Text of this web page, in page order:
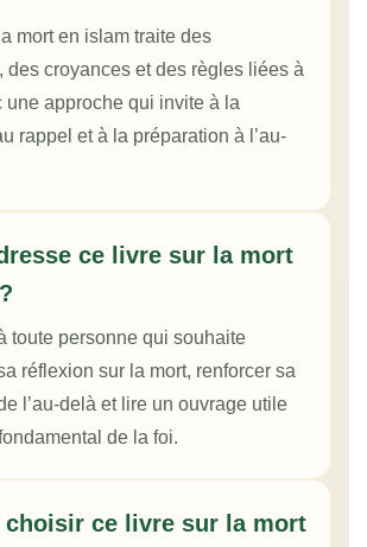
mort en islam traite des
des croyances et des règles liées à
une approche qui invite à la
rappel et à la préparation à l’au-
ce livre sur la mort
à toute personne qui souhaite
réflexion sur la mort, renforcer sa
l’au-delà et lire un ouvrage utile
de la foi.
choisir ce livre sur la mort